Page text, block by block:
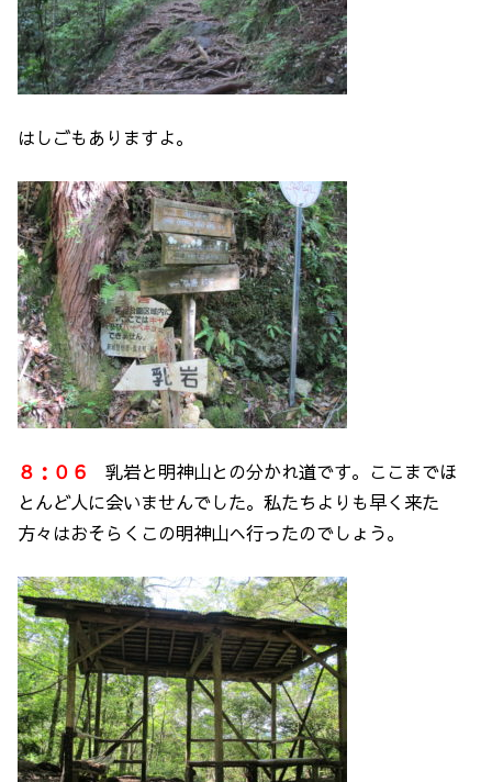
はしごもありますよ。
８：０６
乳岩と明神山との分かれ道です。ここまでほ
とんど人に会いませんでした。私たちよりも早く来た
方々はおそらくこの明神山へ行ったのでしょう。